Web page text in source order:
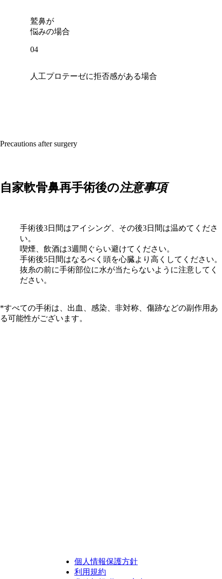
鷲鼻が
悩みの場合
04
人工プロテーゼに拒否感がある場合
Precautions after surgery
自家軟骨鼻再手術後の注意事項
手術後3日間はアイシング、その後3日間は温めてくださ
い。
喫煙、飲酒は3週間ぐらい避けてください。
手術後5日間はなるべく頭を心臓より高くしてください。
抜糸の前に手術部位に水が当たらないように注意してく
ださい。
*すべての手術は、出血、感染、非対称、傷跡などの副作用あ
る可能性がございます。
個人情報保護方針
利用規約